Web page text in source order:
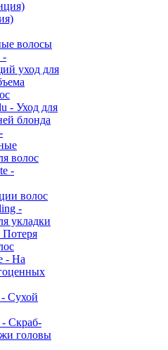
волосы
-
уход для
- Уход для
блонда
волос
-
волос
-
укладки
Потеря
- На
Сухой
- Скраб-
головы